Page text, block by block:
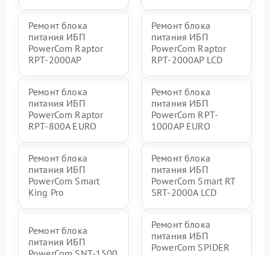
Ремонт блока
питания ИБП
PowerCom Raptor
RPT-2000AP
Ремонт блока
питания ИБП
PowerCom Raptor
RPT-2000AP LCD
Ремонт блока
питания ИБП
PowerCom Raptor
RPT-800A EURO
Ремонт блока
питания ИБП
PowerCom RPT-
1000AР EURO
Ремонт блока
питания ИБП
PowerCom Smart
King Pro
Ремонт блока
питания ИБП
PowerCom Smart RT
SRT-2000A LCD
Ремонт блока
питания ИБП
Ремонт блока
питания ИБП
PowerCom SPIDER